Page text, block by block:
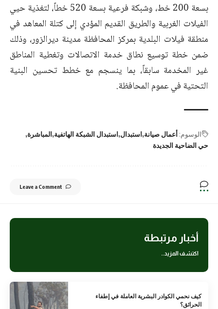
بسعة 200 خط، وشبكة فرعية بسعة 520 خطاً، لتغذية حيي
الفيلات الغربية والطريق القديم المؤدي إلى كتلة المعاهد في
منطقة فيلات البلدية بمركز المحافظة مدينة ديرالزور، وذلك
ضمن خطة توسيع نطاق خدمة الاتصالات وتغطية المناطق
غير المخدمة سابقاً، بما ينسجم مع خطط تحسين البنية
التحتية في عموم المحافظة.
الوسوم: أعمال صيانة استبدال استبدال الشبكة الهاتفية المباشرة
حي الضاحية الجديدة
Leave a Comment
أخبار مرتبطة
اكتشف المزيد..
كيف نحمي الكوادر البشرية العاملة في إطفاء
الحرائق؟